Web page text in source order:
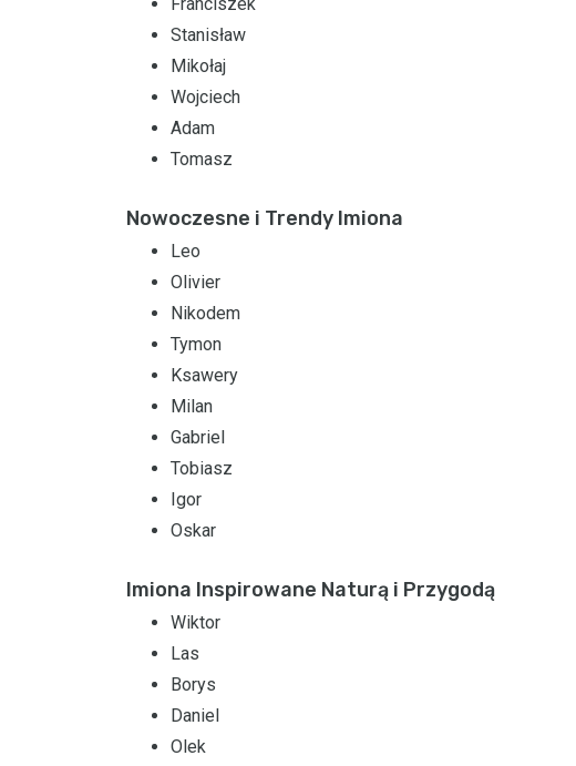
Franciszek
Stanisław
Mikołaj
Wojciech
Adam
Tomasz
Nowoczesne i Trendy Imiona
Leo
Olivier
Nikodem
Tymon
Ksawery
Milan
Gabriel
Tobiasz
Igor
Oskar
Imiona Inspirowane Naturą i Przygodą
Wiktor
Las
Borys
Daniel
Olek